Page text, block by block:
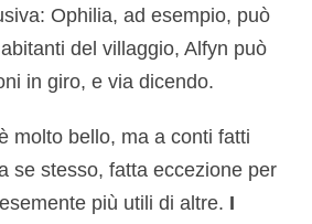
Ophilia, ad esempio, può
del villaggio, Alfyn può
in giro, e via dicendo.
molto bello, ma a conti fatti
se stesso, fatta eccezione per
più utili di altre. I